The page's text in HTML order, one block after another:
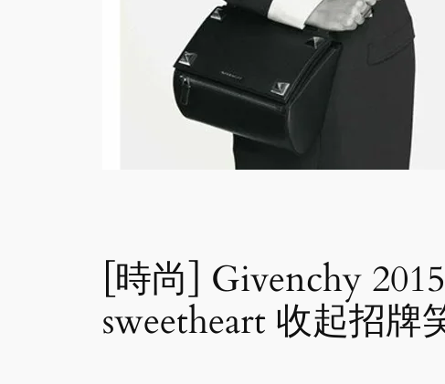
[時尚] Givenchy
sweetheart 收起招牌